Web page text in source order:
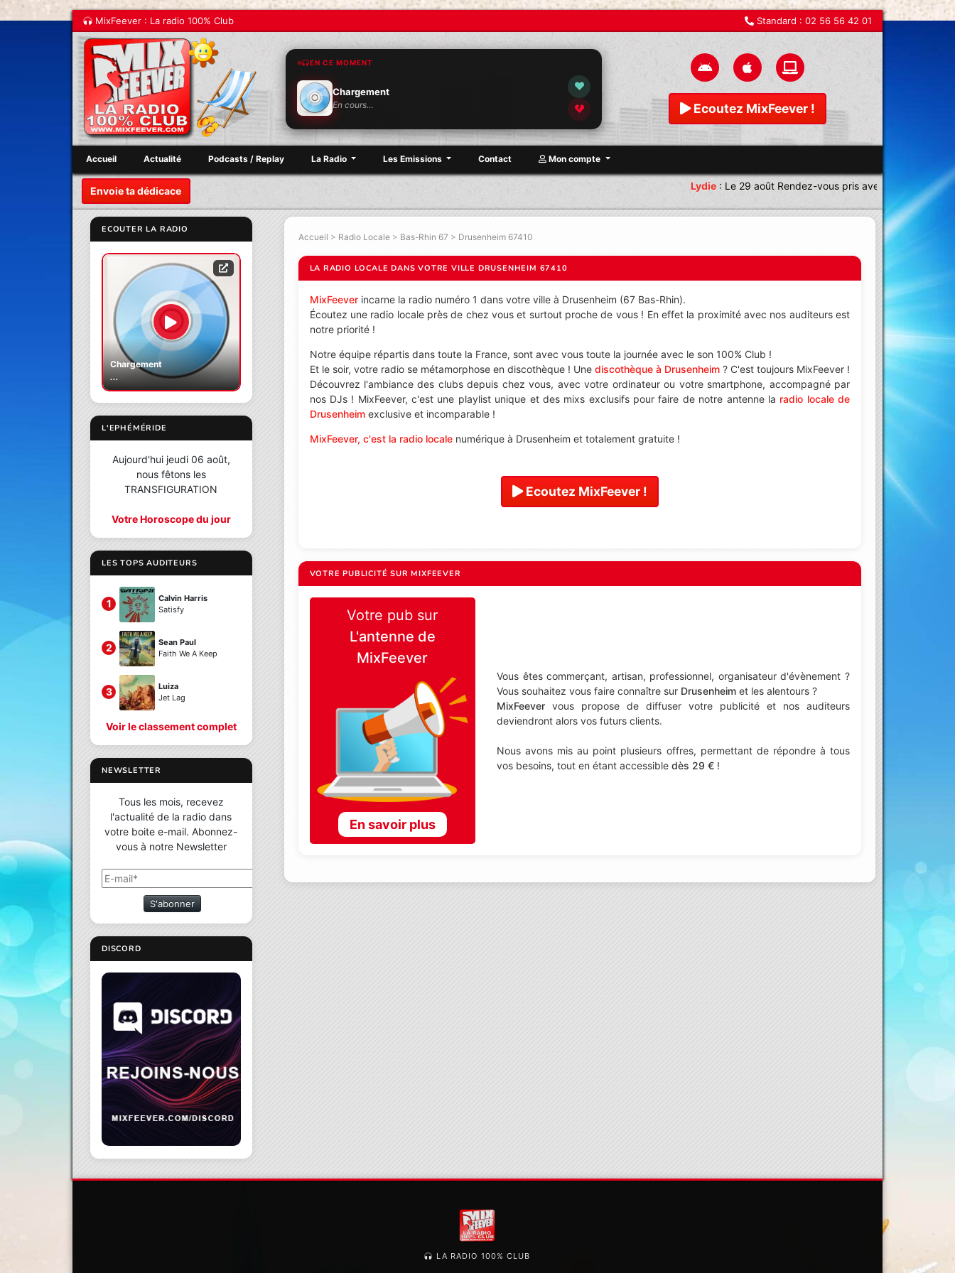
MixFeever : La radio 100% Club Standard : 02 56 56 42 01
EN CE MOMENT
Chargement
En cours… Ecoutez MixFeever !
Accueil Actualité Podcasts / Replay La Radio Les Emissions Contact Mon compte
Envoie ta dédicace Lydie:Le 29 août Rendez-vous pris avec une équipe
ECOUTER LA RADIO
Chargement
...
L'EPHÉMÉRIDE
Aujourd'hui jeudi 06 août,
nous fêtons les
TRANSFIGURATION
Votre Horoscope du jour
LES TOPS AUDITEURS
1
Calvin Harris
Satisfy
2
Sean Paul
Faith We A Keep
3
Luiza
Jet Lag
Voir le classement complet
NEWSLETTER
Tous les mois, recevez
l'actualité de la radio dans
votre boite e-mail. Abonnez-
vous à notre Newsletter
S'abonner
DISCORD
Accueil > Radio Locale> Bas-Rhin 67 > Drusenheim 67410
LA RADIO LOCALE DANS VOTRE VILLE DRUSENHEIM 67410
MixFeeverincarne la radio numéro 1 dans votre ville à Drusenheim (67 Bas-Rhin).
Écoutez une radio locale près de chez vous et surtout proche de vous ! En effet la proximité avec nos auditeurs est
notre priorité !
Notre équipe répartis dans toute la France, sont avec vous toute la journée avec le son 100% Club !
Et le soir, votre radio se métamorphose en discothèque ! Une discothèque à Drusenheim? C'est toujours MixFeever !
Découvrez l'ambiance des clubs depuis chez vous, avec votre ordinateur ou votre smartphone, accompagné par
nos DJs ! MixFeever, c'est une playlist unique et des mixs exclusifs pour faire de notre antenne la radio locale de
Drusenheimexclusive et incomparable !
MixFeever, c'est la radio localenumérique à Drusenheim et totalement gratuite !
Ecoutez MixFeever !
VOTRE PUBLICITÉ SUR MIXFEEVER
Votre pub sur
L'antenne de
MixFeever
En savoir plus
Vous êtes commerçant, artisan, professionnel, organisateur d'évènement ?
Vous souhaitez vous faire connaître sur Drusenheim et les alentours ?
MixFeever vous propose de diffuser votre publicité et nos auditeurs
deviendront alors vos futurs clients.
Nous avons mis au point plusieurs offres, permettant de répondre à tous
vos besoins, tout en étant accessibledès 29 € !
LA RADIO 100% CLUB